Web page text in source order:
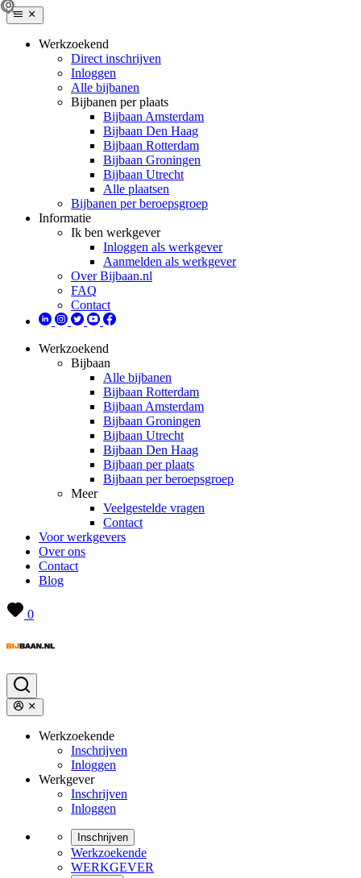
Werkzoekend
Direct inschrijven
Inloggen
Alle bijbanen
Bijbanen per plaats
Bijbaan Amsterdam
Bijbaan Den Haag
Bijbaan Rotterdam
Bijbaan Groningen
Bijbaan Utrecht
Alle plaatsen
Bijbanen per beroepsgroep
Informatie
Ik ben werkgever
Inloggen als werkgever
Aanmelden als werkgever
Over Bijbaan.nl
FAQ
Contact
Werkzoekend
Bijbaan
Alle bijbanen
Bijbaan Rotterdam
Bijbaan Amsterdam
Bijbaan Groningen
Bijbaan Utrecht
Bijbaan Den Haag
Bijbaan per plaats
Bijbaan per beroepsgroep
Meer
Veelgestelde vragen
Contact
Voor werkgevers
Over ons
Contact
Blog
0
Werkzoekende
Inschrijven
Inloggen
Werkgever
Inschrijven
Inloggen
Inschrijven
Werkzoekende
WERKGEVER